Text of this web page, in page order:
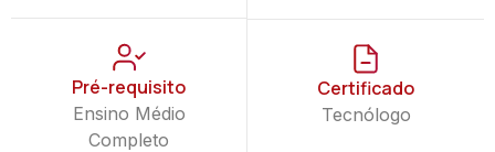
Pré-requisito
Ensino Médio
Completo
Certificado
Tecnólogo